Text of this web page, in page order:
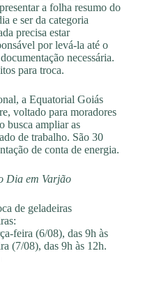
a folha resumo do
e ser da categoria
precisa estar
por levá-la até o
necessária.
para troca.
a Equatorial Goiás
voltado para moradores
busca ampliar as
de trabalho. São 30
de conta de energia.
Dia em Varjão
de geladeiras
feira (6/08), das 9h às
(7/08), das 9h às 12h.